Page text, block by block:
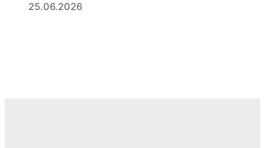
25.06.2026